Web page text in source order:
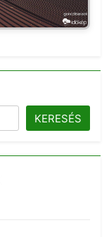
KERESÉS